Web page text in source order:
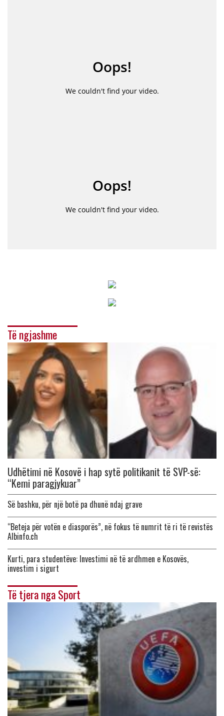
Të ngjashme
Udhëtimi në Kosovë i hap sytë politikanit të SVP-së:
“Kemi paragjykuar”
Së bashku, për një botë pa dhunë ndaj grave
“Beteja për votën e diasporës”, në fokus të numrit të ri të revistës
Albinfo.ch
Kurti, para studentëve: Investimi në të ardhmen e Kosovës,
investim i sigurt
Të tjera nga Sport